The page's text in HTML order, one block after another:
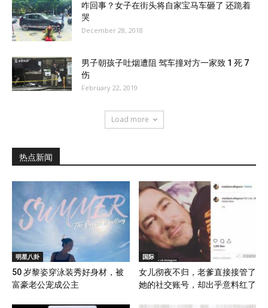
咋回事？女子在街头将自家宝马车砸了 还跪着
哭
December 28, 2018
男子朝孩子吐烟遭阻 驾车撞对方一家致 1 死 7
伤
February 22, 2019
Load more
热点新闻
明星八卦
50 岁黎姿穿泳装秀好身材，被
富豪老公宠成公主
国际
女儿彻夜不归，老爹直接接管了
她的社交账号，却出乎意料红了